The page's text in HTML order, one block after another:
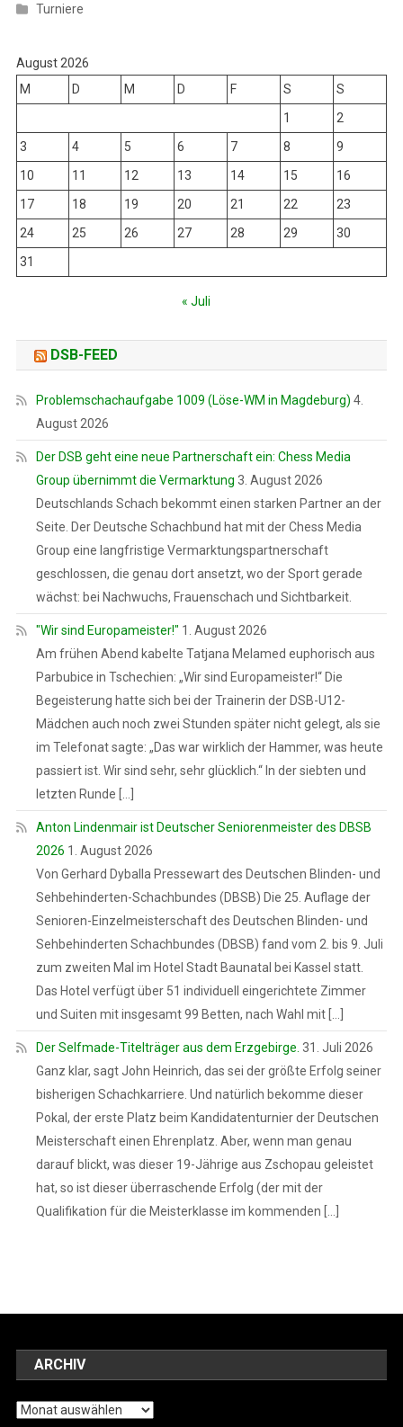
Turniere
August 2026
M
D M D F S
S
1
2
3
4 5 6 7 8
9
10
11 12 13 14 15
16
17
18 19 20 21 22
23
24
25 26 27 28 29
30
31
« Juli
DSB-FEED
Problemschachaufgabe 1009 (Löse-WM in Magdeburg) 4.
August 2026
Der DSB geht eine neue Partnerschaft ein: Chess Media
Group übernimmt die Vermarktung 3. August 2026
Deutschlands Schach bekommt einen starken Partner an der
Seite. Der Deutsche Schachbund hat mit der Chess Media
Group eine langfristige Vermarktungspartnerschaft
geschlossen, die genau dort ansetzt, wo der Sport gerade
wächst: bei Nachwuchs, Frauenschach und Sichtbarkeit.
"Wir sind Europameister!" 1. August 2026
Am frühen Abend kabelte Tatjana Melamed euphorisch aus
Parbubice in Tschechien: „Wir sind Europameister!“ Die
Begeisterung hatte sich bei der Trainerin der DSB-U12-
Mädchen auch noch zwei Stunden später nicht gelegt, als sie
im Telefonat sagte: „Das war wirklich der Hammer, was heute
passiert ist. Wir sind sehr, sehr glücklich.“ In der siebten und
letzten Runde […]
Anton Lindenmair ist Deutscher Seniorenmeister des DBSB
2026 1. August 2026
Von Gerhard Dyballa Pressewart des Deutschen Blinden- und
Sehbehinderten-Schachbundes (DBSB) Die 25. Auflage der
Senioren-Einzelmeisterschaft des Deutschen Blinden- und
Sehbehinderten Schachbundes (DBSB) fand vom 2. bis 9. Juli
zum zweiten Mal im Hotel Stadt Baunatal bei Kassel statt.
Das Hotel verfügt über 51 individuell eingerichtete Zimmer
und Suiten mit insgesamt 99 Betten, nach Wahl mit […]
Der Selfmade-Titelträger aus dem Erzgebirge. 31. Juli 2026
Ganz klar, sagt John Heinrich, das sei der größte Erfolg seiner
bisherigen Schachkarriere. Und natürlich bekomme dieser
Pokal, der erste Platz beim Kandidatenturnier der Deutschen
Meisterschaft einen Ehrenplatz. Aber, wenn man genau
darauf blickt, was dieser 19-Jährige aus Zschopau geleistet
hat, so ist dieser überraschende Erfolg (der mit der
Qualifikation für die Meisterklasse im kommenden […]
ARCHIV
Archiv